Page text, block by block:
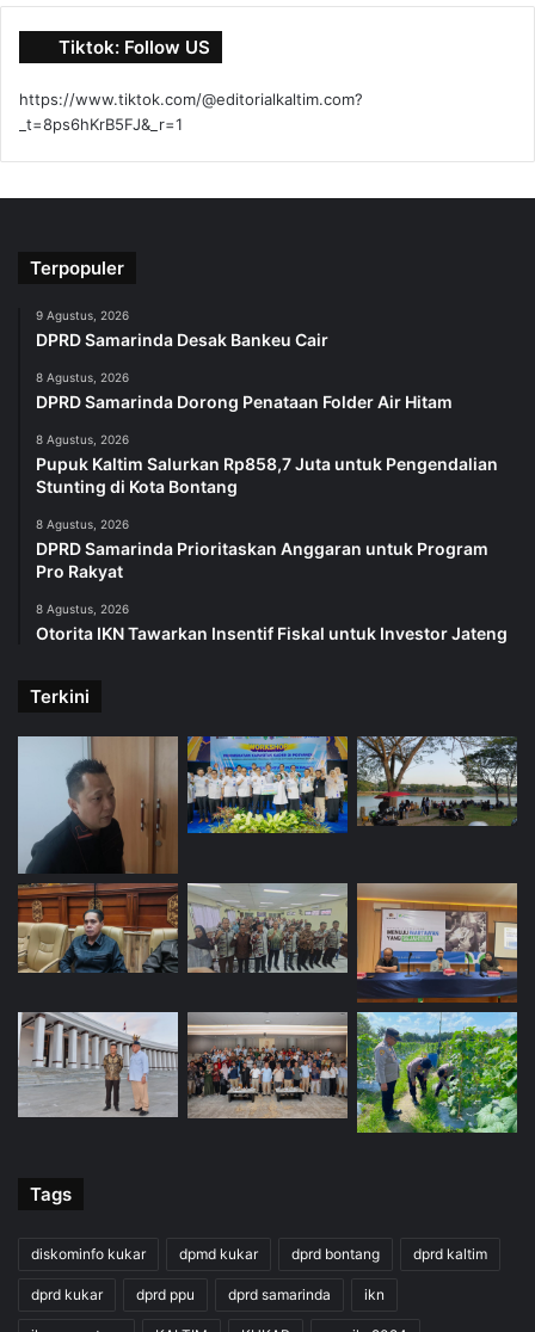
Tiktok: Follow US
https://www.tiktok.com/@editorialkaltim.com?
_t=8ps6hKrB5FJ&_r=1
Terpopuler
9 Agustus, 2026
DPRD Samarinda Desak Bankeu Cair
8 Agustus, 2026
DPRD Samarinda Dorong Penataan Folder Air Hitam
8 Agustus, 2026
Pupuk Kaltim Salurkan Rp858,7 Juta untuk Pengendalian
Stunting di Kota Bontang
8 Agustus, 2026
DPRD Samarinda Prioritaskan Anggaran untuk Program
Pro Rakyat
8 Agustus, 2026
Otorita IKN Tawarkan Insentif Fiskal untuk Investor Jateng
Terkini
Tags
diskominfo kukar dpmd kukar dprd bontang dprd kaltim
dprd kukar dprd ppu dprd samarinda ikn